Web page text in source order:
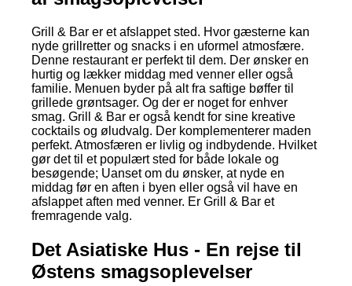
Grill & Bar er et afslappet sted. Hvor gæsterne kan
nyde grillretter og snacks i en uformel atmosfære.
Denne restaurant er perfekt til dem. Der ønsker en
hurtig og lækker middag med venner eller også
familie. Menuen byder på alt fra saftige bøffer til
grillede grøntsager. Og der er noget for enhver
smag. Grill & Bar er også kendt for sine kreative
cocktails og øludvalg. Der komplementerer maden
perfekt. Atmosfæren er livlig og indbydende. Hvilket
gør det til et populært sted for både lokale og
besøgende; Uanset om du ønsker, at nyde en
middag før en aften i byen eller også vil have en
afslappet aften med venner. Er Grill & Bar et
fremragende valg.
Det Asiatiske Hus - En rejse til
Østens smagsoplevelser